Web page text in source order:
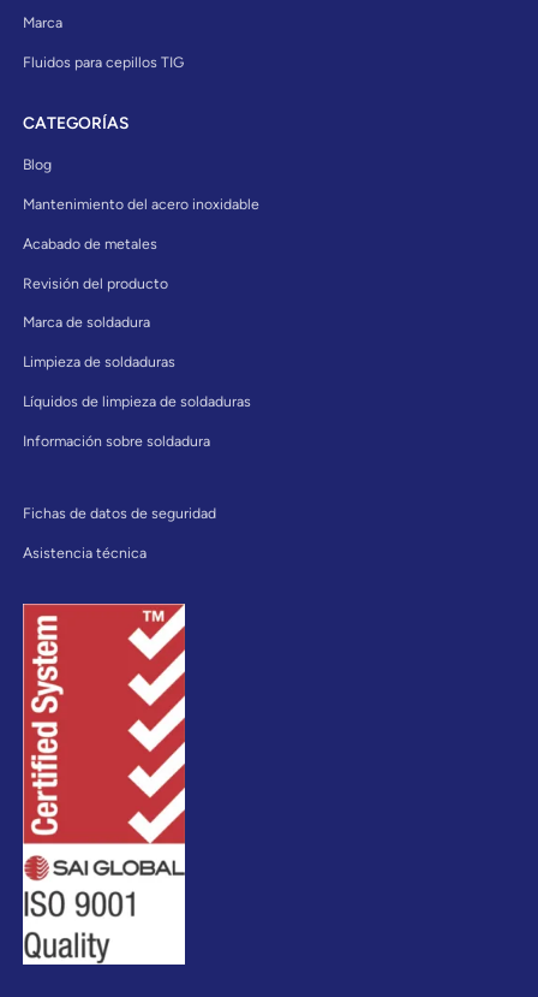
Marca
Fluidos para cepillos TIG
CATEGORÍAS
Blog
Mantenimiento del acero inoxidable
Acabado de metales
Revisión del producto
Marca de soldadura
Limpieza de soldaduras
Líquidos de limpieza de soldaduras
Información sobre soldadura
Fichas de datos de seguridad
Asistencia técnica